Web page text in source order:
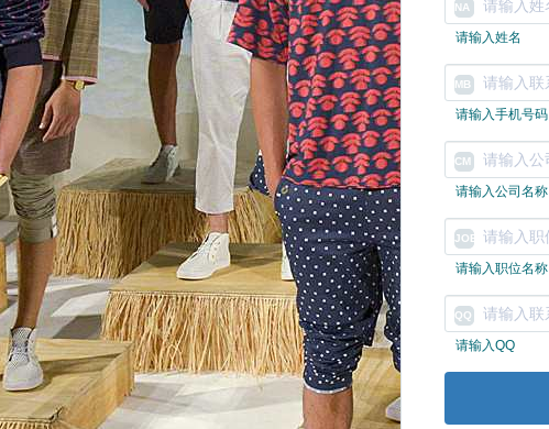
NA
请输入姓名
MB
请输入手机号码
CM
请输入公司名称
JOB
请输入职位名称
QQ
请输入QQ